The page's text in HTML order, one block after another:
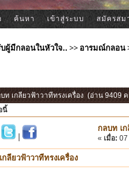
ค้นหา เข้าสู่ระบบ สมัครสม
ผู้มีกลอนในหัวใจ.. >> อารมณ์กลอน
ท เกลียวฟ้าวาทีทรงเครื่อง (อ่าน 9409 ค
นี้
กลบท เก
« เมื่อ: 07
ลียวฟ้าวาทีทรงเครื่อง